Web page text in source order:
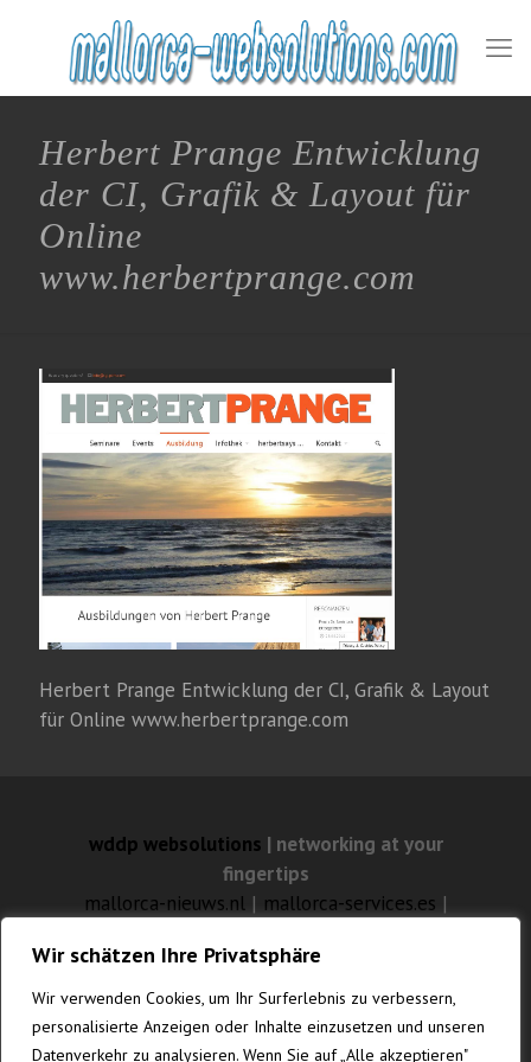
Wir schätzen Ihre Privatsphäre
Wir verwenden Cookies, um Ihr Surferlebnis zu verbessern,
personalisierte Anzeigen oder Inhalte einzusetzen und unseren
Datenverkehr zu analysieren. Wenn Sie auf „Alle akzeptieren"
Herbert Prange Entwicklung
der CI, Grafik & Layout für
Online
www.herbertprange.com
Herbert Prange Entwicklung der CI, Grafik & Layout
für Online www.herbertprange.com
wddp websolutions | networking at your
fingertips
mallorca-nieuws.nl| mallorca-services.es |
mallorca-websolutions.com
fotografia.com |gustavknudsen.com|
vanrenesse.de